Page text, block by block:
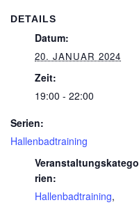
DETAILS
Datum:
20. JANUAR 2024
Zeit:
19:00 - 22:00
Serien:
Hallenbadtraining
Veranstaltungskatego
rien:
Hallenbadtraining,